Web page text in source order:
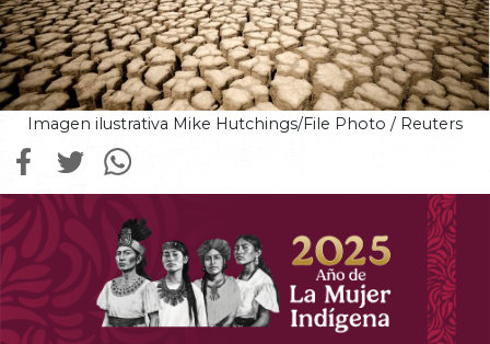
Imagen ilustrativa Mike Hutchings/File Photo / Reuters